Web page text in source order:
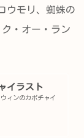
ウモリ、蜘蛛の
・オー・ラン
イラスト
ィンのカボチャイ